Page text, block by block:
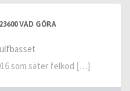
VAD GÖRA
som säter felkod […]